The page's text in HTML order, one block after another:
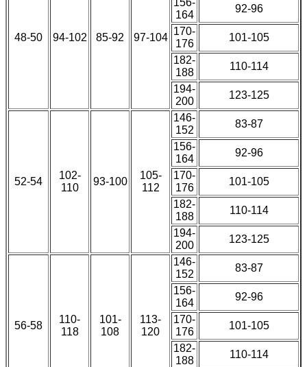
48-50 94-102 85-92 97-104
164
92-96
170-
176
101-105
182-
188
110-114
194-
200
123-125
52-54
102-
110
93-100
105-
112
146-
152
83-87
156-
164
92-96
170-
176
101-105
182-
188
110-114
194-
200
123-125
56-58
110-
118
101-
108
113-
120
146-
152
83-87
156-
164
92-96
170-
176
101-105
182-
188
110-114